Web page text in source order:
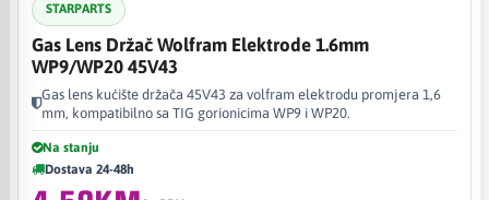
STARPARTS
Gas Lens Držač Wolfram Elektrode 1.6mm
WP9/WP20 45V43
Gas lens kućište držača 45V43 za volfram elektrodu promjera 1,6
mm, kompatibilno sa TIG gorionicima WP9 i WP20.
Na stanju
Dostava 24-48h